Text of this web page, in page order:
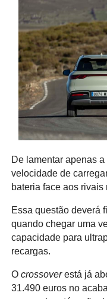
De lamentar apenas
velocidade de
bateria face aos rivais
Essa questão deverá
quando chegar uma
capacidade para
recargas.
O crossoverestá já
31.490 euros no